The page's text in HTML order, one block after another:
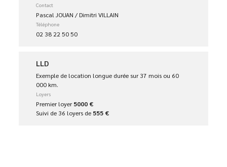
Contact
Pascal JOUAN / Dimitri VILLAIN
Téléphone
02 38 22 50 50
LLD
Exemple de location longue durée sur 37 mois ou 60
000 km.
Loyers
Premier loyer5000 €
Suivi de 36 loyers de 555 €